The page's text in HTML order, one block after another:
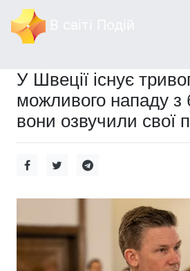
У Швеції існує
можливого нападу з
вони озвучили свої